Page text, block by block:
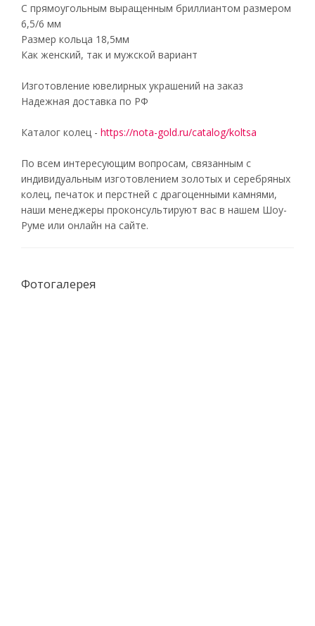
С прямоугольным выращенным бриллиантом размером
6,5/6 мм
Размер кольца 18,5мм
Как женский, так и мужской вариант
Изготовление ювелирных украшений на заказ
Надежная доставка по РФ
Каталог колец - https://nota-gold.ru/catalog/koltsa
По всем интересующим вопросам, связанным с
индивидуальным изготовлением золотых и серебряных
колец, печаток и перстней с драгоценными камнями,
наши менеджеры проконсультируют вас в нашем Шоу-
Руме или онлайн на сайте.
Фотогалерея